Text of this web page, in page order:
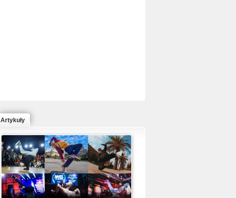
Kaczorex w najnowszym klipie: HRYPA
– Kobieta z walizką
Artykuły